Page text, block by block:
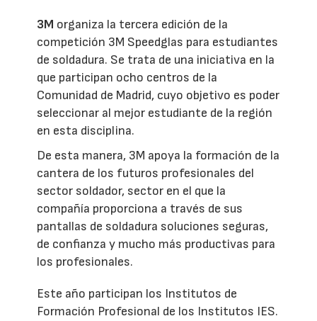
3M organiza la tercera edición de la
competición 3M Speedglas para estudiantes
de soldadura. Se trata de una iniciativa en la
que participan ocho centros de la
Comunidad de Madrid, cuyo objetivo es poder
seleccionar al mejor estudiante de la región
en esta disciplina.
De esta manera, 3M apoya la formación de la
cantera de los futuros profesionales del
sector soldador, sector en el que la
compañía proporciona a través de sus
pantallas de soldadura soluciones seguras,
de confianza y mucho más productivas para
los profesionales.
Este año participan los Institutos de
Formación Profesional de los Institutos IES.